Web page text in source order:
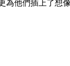
他們插上了想